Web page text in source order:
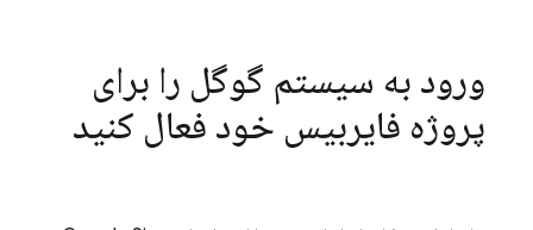
ورود به سیستم گوگل را برای
پروژه فایربیس خود فعال کنید